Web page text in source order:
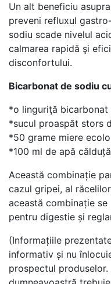
Un alt beneficiu
preveni refluxul
sodiu scade nivelul
calmarea rapidă şi
disconfortului.
Bicarbonat de sodiu
*o linguriţă bicarbonat
*sucul proaspăt stors
*50 grame miere
*100 ml de apă călduță
Această combinație
cazul gripei, al
această combinație
pentru digestie și
(Informațiile
informativ și nu
prospectul